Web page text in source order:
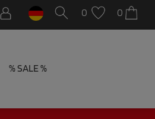
0 0
% SALE %